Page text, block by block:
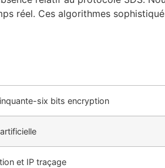
réel. Ces algorithmes
six bits encryption
et IP traçage